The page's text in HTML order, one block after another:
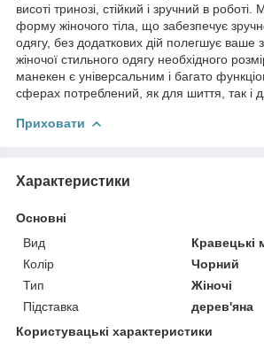
висоті тринозі, стійкий і зручний в
форму жіночого тіла, що забезпечує
одягу, без додаткових дій полегшує ваше
жіночої стильного одягу необхідного
манекен є універсальним і багато
сферах потреблений, як для шиття, так і
Приховати
Характеристики
Основні
Вид
Кравецькі
Колір
Чорний
Тип
Жіночі
Підставка
дерев'яна
Користувацькі характеристики